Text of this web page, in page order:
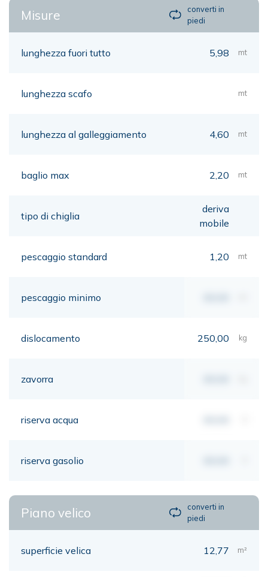
Misure
converti in
piedi
lunghezza fuori tutto 5,98 mt
lunghezza scafo mt
lunghezza al galleggiamento 4,60 mt
baglio max 2,20 mt
tipo di chiglia
deriva
mobile
pescaggio standard 1,20 mt
pescaggio minimo
dislocamento 250,00 kg
zavorra
riserva acqua
riserva gasolio
Piano velico
converti in
piedi
superficie velica 12,77 m²